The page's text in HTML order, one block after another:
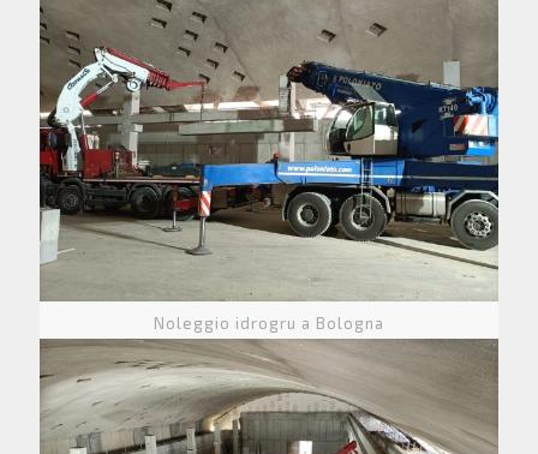
Noleggio idrogru a Bologna